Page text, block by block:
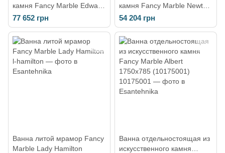
камня Fancy Marble Edward
180x80 (11180001)
77 652 грн
камня Fancy Marble Newton
160x65 (90160001)
54 204 грн
Ванна литой мрамор Fancy
Marble Lady Hamilton
Ванна отдельностоящая из
искусственного камня